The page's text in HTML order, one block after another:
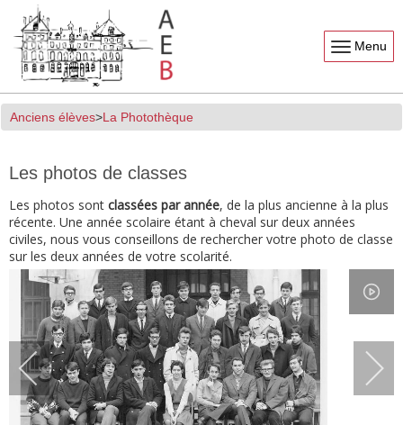
Menu
Anciens élèves La Photothèque
Les photos de classes
Les photos sont classées par année, de la plus ancienne à la plus
récente. Une année scolaire étant à cheval sur deux années
civiles, nous vous conseillons de rechercher votre photo de classe
sur les deux années de votre scolarité.